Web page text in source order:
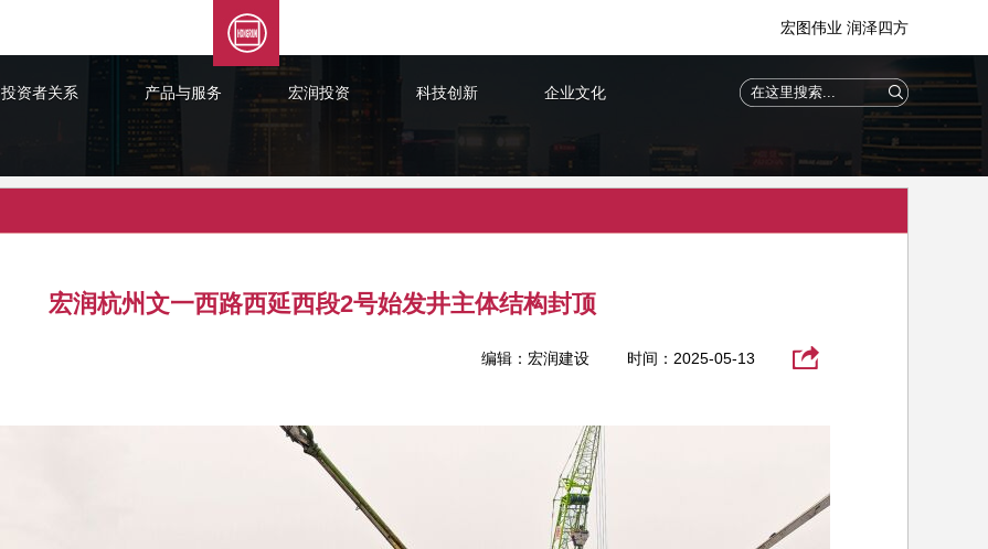
宏图伟业 润泽四方
投资者关系 产品与服务 宏润投资 科技创新 企业文化
宏润杭州文一西路西延西段2号始发井主体结构封顶
编辑：宏润建设 时间：2025-05-13